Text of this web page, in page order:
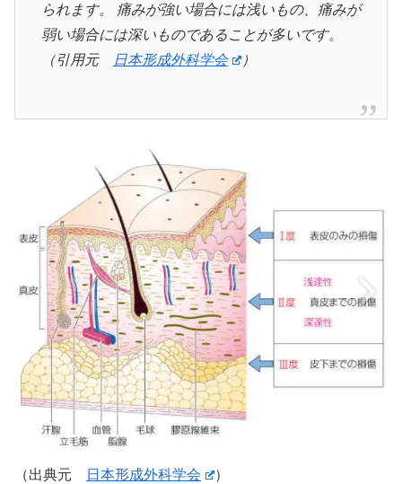
られます。 痛みが強い場合には浅いもの、痛みが
弱い場合には深いものであることが多いです。
（引用元
日本形成外科学会 ）
（出典元 日本形成外科学会 ）